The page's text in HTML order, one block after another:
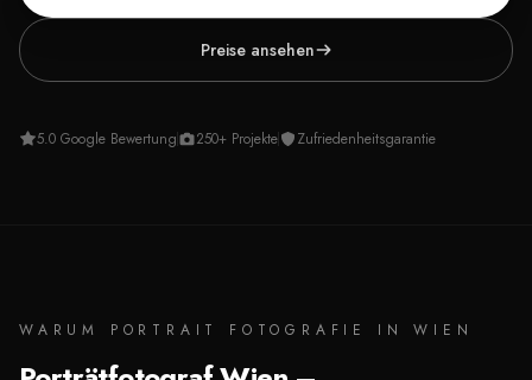
Preise ansehen
5.0 Google Bewertung 250+ Projekte Zufriedenheitsgarantie
WARUM PORTRAIT FOTOGRAFIE IN WIEN